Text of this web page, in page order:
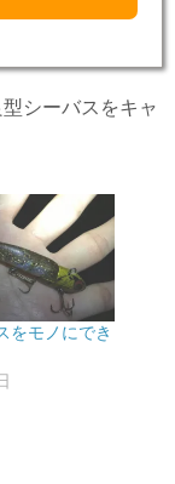
シーバスをキャ
をモノにでき